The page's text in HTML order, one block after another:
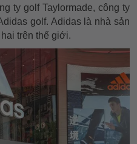
ty golf Taylormade, công ty
golf. Adidas là nhà sản
trên thế giới.